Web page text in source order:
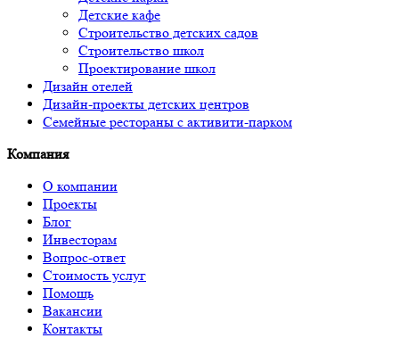
Детские кафе
Строительство детских садов
Строительство школ
Проектирование школ
Дизайн отелей
Дизайн-проекты детских центров
Семейные рестораны с активити-парком
Компания
О компании
Проекты
Блог
Инвесторам
Вопрос-ответ
Стоимость услуг
Помощь
Вакансии
Контакты